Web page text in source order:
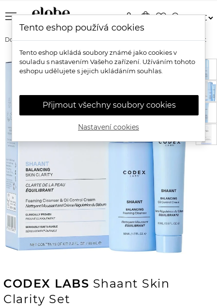
menu shopping_bagfavorite_bordersearch
person
Domů Značky Codex Labs Codex Labs Shaant Skin Clarity Set
CODEX LABS Shaant Skin
Clarity Set
Tento eshop používá cookies
Tento eshop ukládá soubory známé jako cookies v
souladu s nastavením Vašeho zařízení. Užíváním tohoto
eshopu udělujete s jejich ukládáním souhlas.
Přijmout všechny soubory cookies
Nastavení cookies